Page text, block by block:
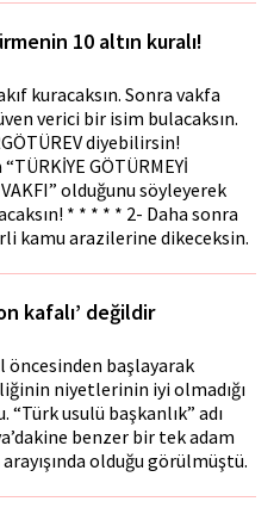
10 altın kuralı!
kuracaksın. Sonra vakfa
verici bir isim bulacaksın.
diyebilirsin!
“TÜRKİYE GÖTÜRMEYİ
VAKFI” olduğunu söyleyerek
* * * * * 2- Daha sonra
kamu arazilerine dikeceksin.
kafalı’ değildir
öncesinden başlayarak
niyetlerinin iyi olmadığı
usulü başkanlık” adı
benzer bir tek adam
olduğu görülmüştü.